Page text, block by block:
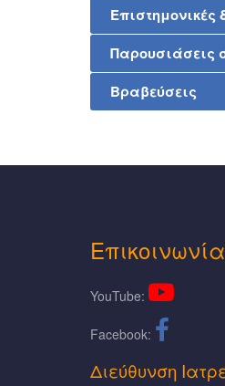
Επιστημονικές
Παρουσιάσεις
Βραβεύσεις
Eπικοινωνία
YouTube:
Facebook:
Διεύθυνση